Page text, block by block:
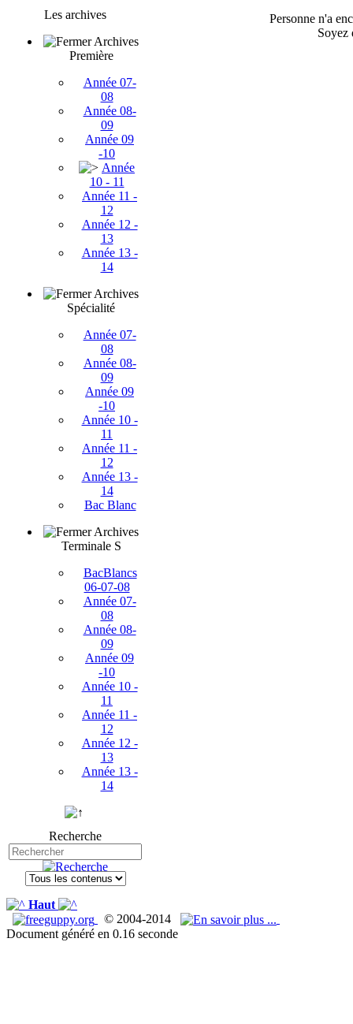
Les archives
Archives
Première
Année 07-
08
Année 08-
09
Année 09
-10
Année
10 - 11
Année 11 -
12
Année 12 -
13
Année 13 -
14
Archives
Spécialité
Année 07-
08
Année 08-
09
Année 09
-10
Année 10 -
11
Année 11 -
12
Année 13 -
14
Bac Blanc
Archives
Terminale S
BacBlancs
06-07-08
Année 07-
08
Année 08-
09
Année 09
-10
Année 10 -
11
Année 11 -
12
Année 12 -
13
Année 13 -
14
Recherche
Personne n'a
Soyez
Haut
© 2004-2014
Document généré en 0.16 seconde